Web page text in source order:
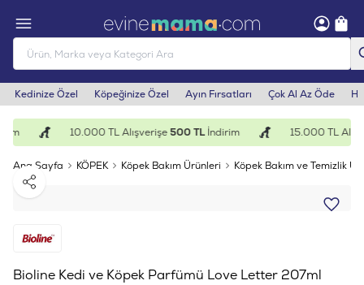
Kedinize Özel Köpeğinize Özel Ayın Fırsatları Çok Al Az Öde
10.000 TL Alışverişe500 TLİndirim 15.000 TL
Ana Sayfa KÖPEK Köpek Bakım Ürünleri
Köpek Bakım ve Temizlik
Paylaş
Bioline Kedi ve Köpek Parfümü Love Letter 207ml